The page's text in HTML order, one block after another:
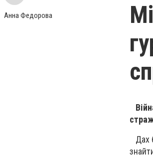
Анна Федорова
Дах